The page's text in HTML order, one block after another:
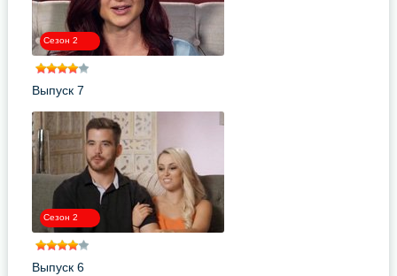
Сезон 2
Выпуск 7
Сезон 2
Выпуск 6